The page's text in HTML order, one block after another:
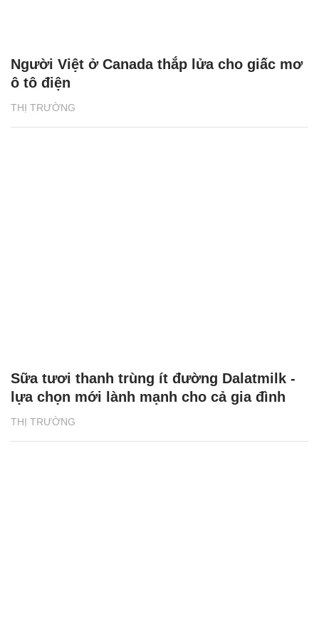
THỊ TRƯỜNG
Người Việt ở Canada thắp lửa cho giấc mơ
ô tô điện
THỊ TRƯỜNG
Sữa tươi thanh trùng ít đường Dalatmilk -
lựa chọn mới lành mạnh cho cả gia đình